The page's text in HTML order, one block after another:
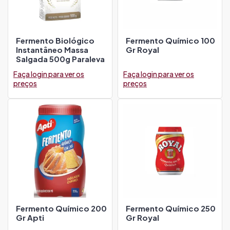
Fermento Biológico
Instantâneo Massa
Salgada 500g Paraleva
Faça login para ver os
preços
Fermento Químico 100
Gr Royal
Faça login para ver os
preços
Fermento Químico 200
Gr Apti
Fermento Químico 250
Gr Royal